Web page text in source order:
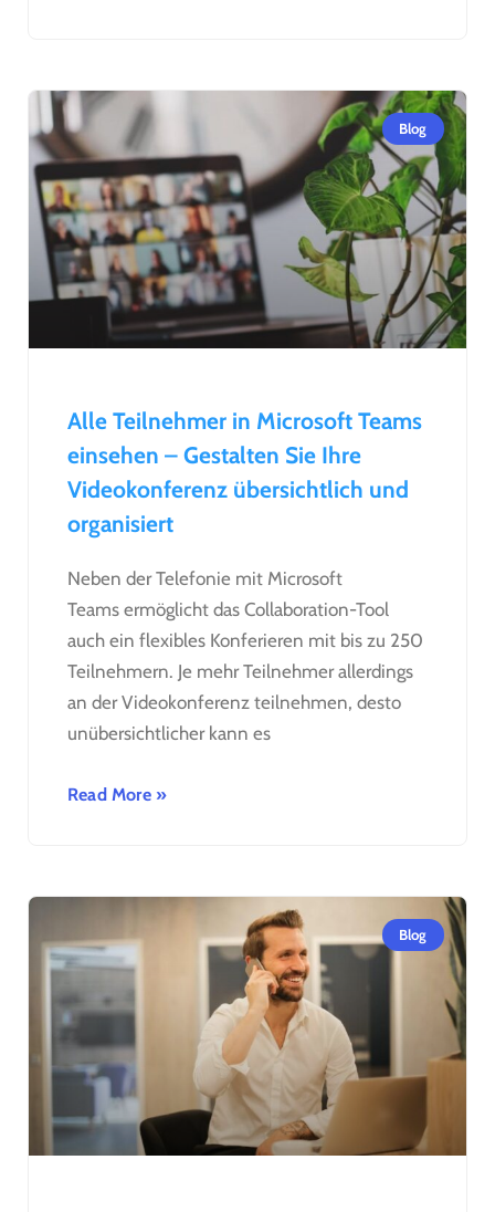
Blog
Alle Teilnehmer in Microsoft Teams
einsehen – Gestalten Sie Ihre
Videokonferenz übersichtlich und
organisiert
Neben der Telefonie mit Microsoft
Teams ermöglicht das Collaboration-Tool
auch ein flexibles Konferieren mit bis zu 250
Teilnehmern. Je mehr Teilnehmer allerdings
an der Videokonferenz teilnehmen, desto
unübersichtlicher kann es
Read More »
Blog